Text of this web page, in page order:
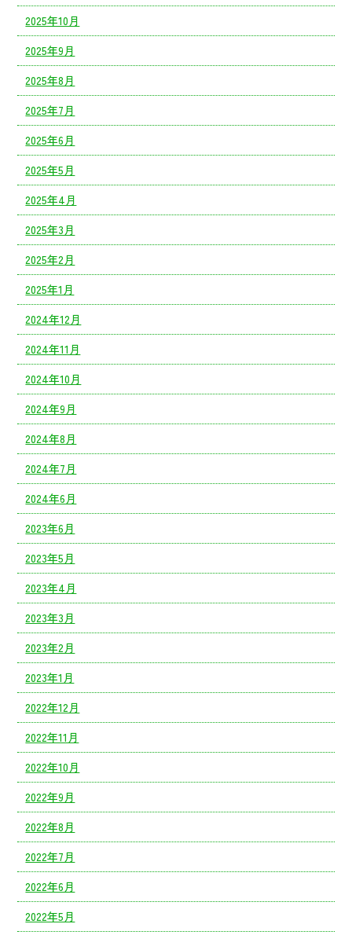
2025年10月
2025年9月
2025年8月
2025年7月
2025年6月
2025年5月
2025年4月
2025年3月
2025年2月
2025年1月
2024年12月
2024年11月
2024年10月
2024年9月
2024年8月
2024年7月
2024年6月
2023年6月
2023年5月
2023年4月
2023年3月
2023年2月
2023年1月
2022年12月
2022年11月
2022年10月
2022年9月
2022年8月
2022年7月
2022年6月
2022年5月